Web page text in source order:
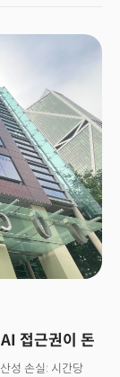
도로 강력한
단) AI 연구소가
료로 내려 받을 수
점에서 토큰
의 거대한 변화도
접근권이 돈
성 손실: 시간당